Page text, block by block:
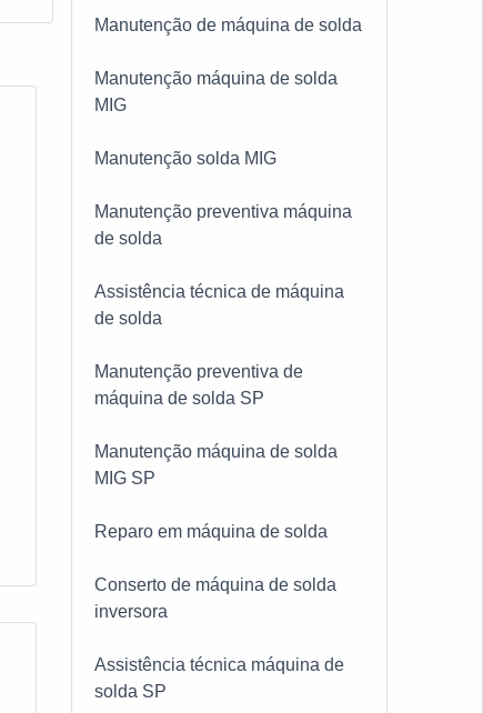
Manutenção de máquina de solda
Manutenção máquina de solda
MIG
Manutenção solda MIG
Manutenção preventiva máquina
de solda
Assistência técnica de máquina
de solda
Manutenção preventiva de
máquina de solda SP
Manutenção máquina de solda
MIG SP
Reparo em máquina de solda
Conserto de máquina de solda
inversora
Assistência técnica máquina de
solda SP